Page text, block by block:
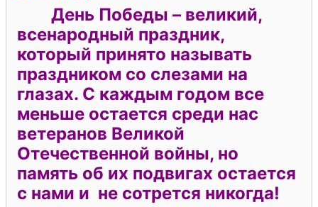
День Победы – великий,
всенародный праздник,
который принято называть
праздником со слезами на
глазах. С каждым годом все
меньше остается среди нас
ветеранов Великой
Отечественной войны, но
память об их подвигах остается
с нами и не сотрется никогда!